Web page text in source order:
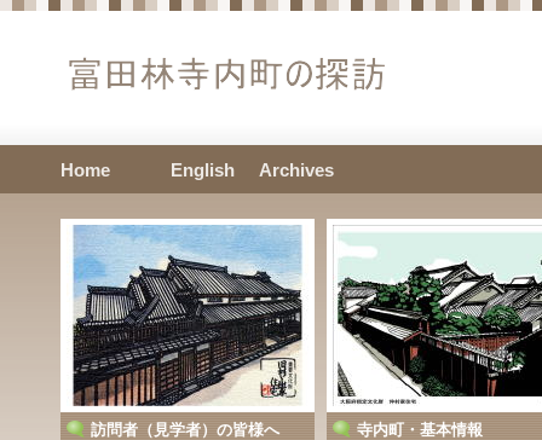
訪問者（見学者）の皆様へ 寺内町・基本情報
Home English Archives